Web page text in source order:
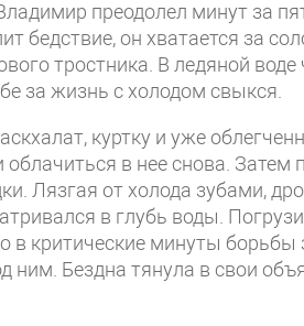
преодолел минут за
бедствие, он хватается за
тростника. В ледяной воде
за жизнь с холодом свыкся.
куртку и уже
в нее снова. Затем
Лязгая от холода зубами,
в глубь воды.
в критические минуты борьбы
ним. Бездна тянула в свои